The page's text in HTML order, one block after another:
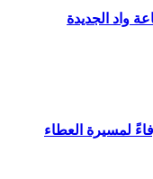
جماعة واد الجديدة
لمسيرة العطاء